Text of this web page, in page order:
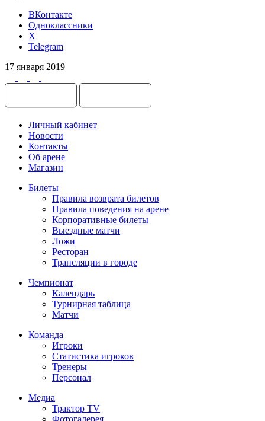
ВКонтакте
Одноклассники
X
Telegram
17 января 2019
Личный кабинет
Новости
Контакты
Об арене
Магазин
Билеты
Правила возврата билетов
Правила поведения на арене
Корпоративные билеты
Выездные матчи
Ложи
Ресторан
Трансляции в городе
Чемпионат
Календарь
Турнирная таблица
Матчи
Команда
Игроки
Статистика игроков
Тренеры
Персонал
Медиа
Трактор TV
Фотогалерея